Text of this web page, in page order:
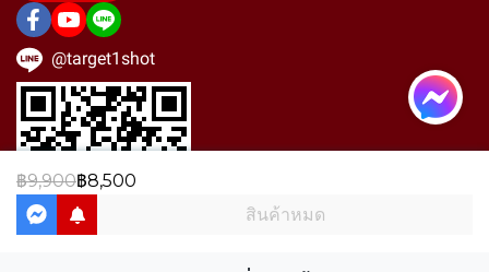
฿9,900฿8,500
สินค้าหมด
@target1shot